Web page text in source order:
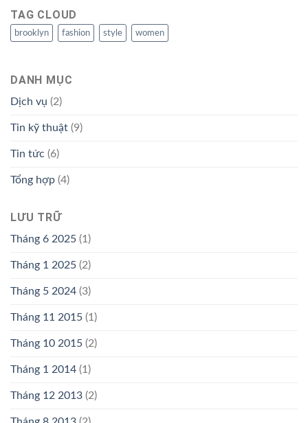
TAG CLOUD
brooklyn fashion style women
DANH MỤC
Dịch vụ (2)
Tin kỹ thuật (9)
Tin tức (6)
Tổng hợp (4)
LƯU TRỮ
Tháng 6 2025 (1)
Tháng 1 2025 (2)
Tháng 5 2024 (3)
Tháng 11 2015 (1)
Tháng 10 2015 (2)
Tháng 1 2014 (1)
Tháng 12 2013 (2)